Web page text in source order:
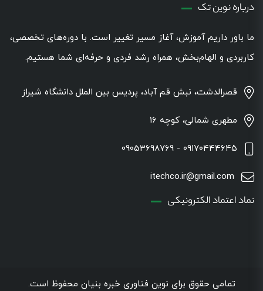
درباره نوین تک
ما باور داریم آموزش، آغاز مسیر تغییر است. با دوره‌های تخصصی،
کاربردی و الهام‌بخش، همراه رشد فردی و حرفه‌ای شما هستیم.
قصرالدشت، نبش قم آباد، پردیس بین الملل دانشگاه شیراز
مطهری شمالی، کوچه 16
۰۹۱۷۰۴۴۴۶۴۵ - 09053698769
itechco.ir@gmail.com
نماد اعتماد الکترونیکی
تمامی حقوق برای نوین فناوری خبره بنیان محفوظ است.